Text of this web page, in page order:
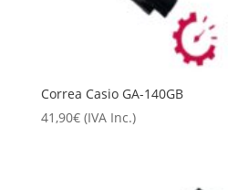
Correa Casio GA-140GB
41,90€ (IVA Inc.)